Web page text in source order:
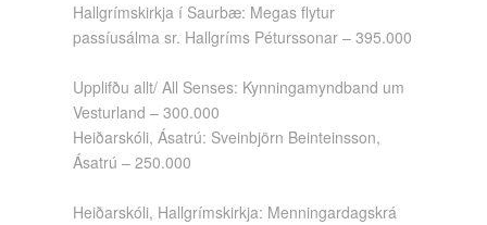
Hallgrímskirkja í Saurbæ: Megas flytur
passíusálma sr. Hallgríms Péturssonar – 395.000
Upplifðu allt/ All Senses: Kynningamyndband um
Vesturland – 300.000
Heiðarskóli, Ásatrú: Sveinbjörn Beinteinsson,
Ásatrú – 250.000
Heiðarskóli, Hallgrímskirkja: Menningardagskrá